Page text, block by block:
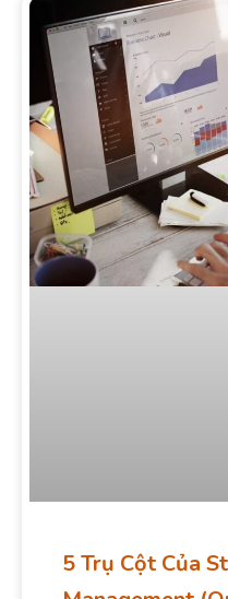
5 Trụ Cột Của